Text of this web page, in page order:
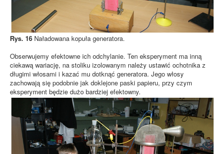
Rys. 16 Naładowana kopuła generatora.
Obserwujemy efektowne ich odchylanie. Ten eksperyment ma inną
ciekawą wariację, na stoliku izolowanym należy ustawić ochotnika z
długimi włosami i kazać mu dotknąć generatora. Jego włosy
zachowają się podobnie jak doklejone paski papieru, przy czym
eksperyment będzie dużo bardziej efektowny.